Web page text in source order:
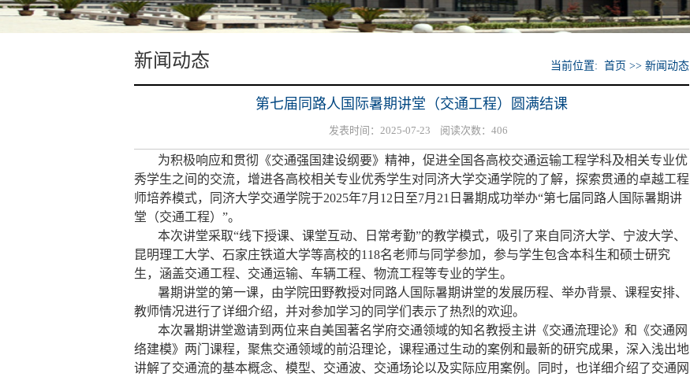
新闻动态 当前位置: 首页 >> 新闻动态
第七届同路人国际暑期讲堂（交通工程）圆满结课
发表时间：2025-07-23 阅读次数： 406
为积极响应和贯彻《交通强国建设纲要》精神，促进全国各高校交通运输工程学科及相关专业优
秀学生之间的交流，增进各高校相关专业优秀学生对同济大学交通学院的了解，探索贯通的卓越工程
师培养模式，同济大学交通学院于2025年7月12日至7月21日暑期成功举办“第七届同路人国际暑期讲
堂（交通工程）”。
本次讲堂采取“线下授课、课堂互动、日常考勤”的教学模式，吸引了来自同济大学、宁波大学、
昆明理工大学、石家庄铁道大学等高校的118名老师与同学参加，参与学生包含本科生和硕士研究
生，涵盖交通工程、交通运输、车辆工程、物流工程等专业的学生。
暑期讲堂的第一课，由学院田野教授对同路人国际暑期讲堂的发展历程、举办背景、课程安排、
教师情况进行了详细介绍，并对参加学习的同学们表示了热烈的欢迎。
本次暑期讲堂邀请到两位来自美国著名学府交通领域的知名教授主讲《交通流理论》和《交通网
络建模》两门课程，聚焦交通领域的前沿理论，课程通过生动的案例和最新的研究成果，深入浅出地
讲解了交通流的基本概念、模型、交通波、交通场论以及实际应用案例。同时，也详细介绍了交通网